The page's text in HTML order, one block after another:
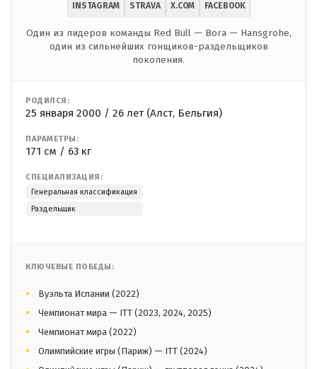
INSTAGRAM STRAVA X.COM FACEBOOK
Один из лидеров команды Red Bull — Bora — Hansgrohe,
один из сильнейших гонщиков-раздельщиков
поколения.
РОДИЛСЯ:
25 января 2000 / 26 лет (Алст, Бельгия)
ПАРАМЕТРЫ:
171 см / 63 кг
СПЕЦИАЛИЗАЦИЯ:
Генеральная классификация
Раздельщик
КЛЮЧЕВЫЕ ПОБЕДЫ:
Вуэльта Испании (2022)
Чемпионат мира — ITT (2023, 2024, 2025)
Чемпионат мира (2022)
Олимпийские игры (Париж) — ITT (2024)